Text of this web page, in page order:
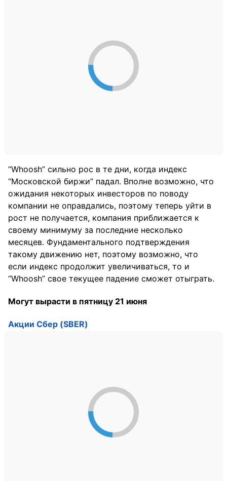
“Whoosh” сильно рос в те дни, когда индекс
“Московской биржи” падал. Вполне возможно, что
ожидания некоторых инвесторов по поводу
компании не оправдались, поэтому теперь уйти в
рост не получается, компания приближается к
своему минимуму за последние несколько
месяцев. Фундаментального подтверждения
такому движению нет, поэтому возможно, что
если индекс продолжит увеличиваться, то и
“Whoosh” свое текущее падение сможет отыграть.
Могут вырасти в пятницу 21 июня
Акции Сбер (SBER)